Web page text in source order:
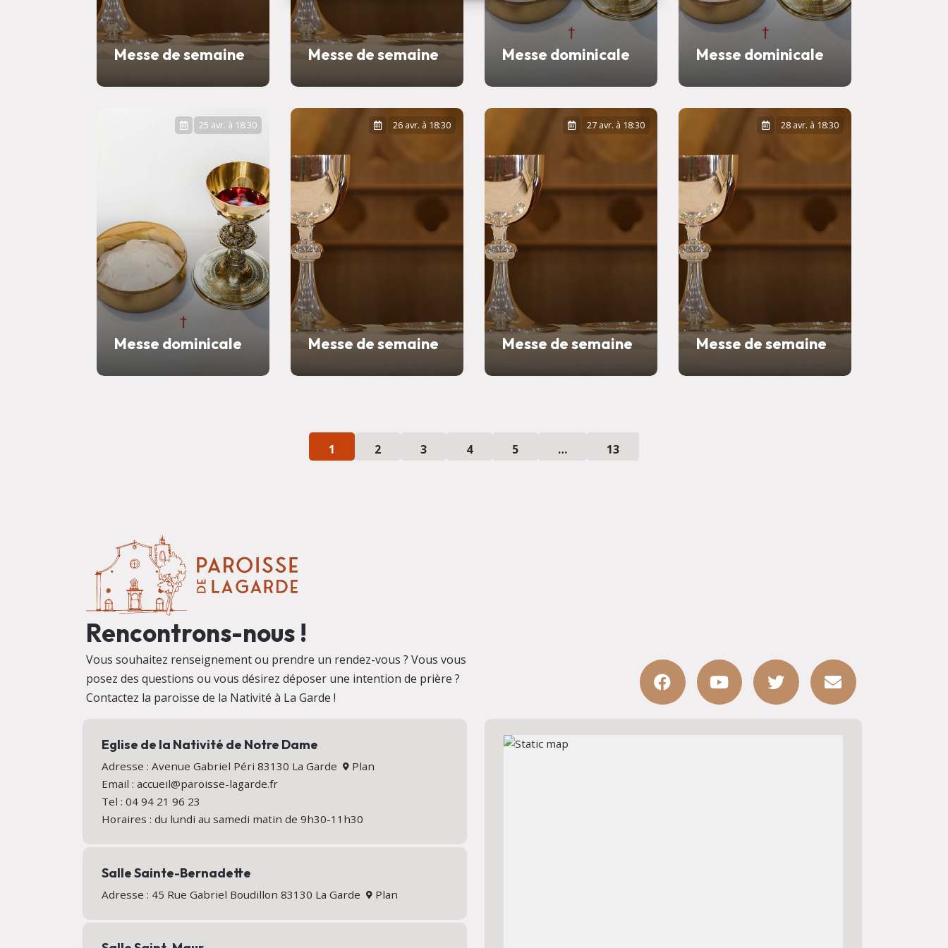
Messe de semaine Messe de semaine Messe dominicale Messe dominicale
Messe dominicale
25 avr. à 18:30
Messe de semaine
26 avr. à 18:30
Messe de semaine
27 avr. à 18:30
Messe de semaine
28 avr. à 18:30
1 2 3 4 5 … 13
Rencontrons-nous !
Vous souhaitez renseignement ou prendre un rendez-vous ? Vous vous
posez des questions ou vous désirez déposer une intention de prière ?
Contactez la paroisse de la Nativité à La Garde !
Eglise de la Nativité de Notre Dame
Adresse : Avenue Gabriel Péri 83130 La Garde
Plan
Email : accueil@paroisse-lagarde.fr
Tel : 04 94 21 96 23
Horaires : du lundi au samedi matin de 9h30-11h30
Salle Sainte-Bernadette
Adresse : 45 Rue Gabriel Boudillon 83130 La Garde Plan